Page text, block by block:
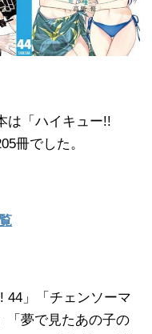
は「ハイキュー!!
冊でした。
44」「チェンソーマ
夢で見たあの子の